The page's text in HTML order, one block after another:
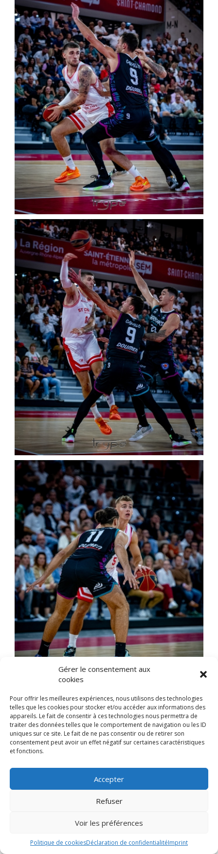
Gérer le consentement aux
cookies
Pour offrir les meilleures expériences, nous utilisons des technologies
telles que les cookies pour stocker et/ou accéder aux informations des
appareils. Le fait de consentir à ces technologies nous permettra de
traiter des données telles que le comportement de navigation ou les ID
uniques sur ce site. Le fait de ne pas consentir ou de retirer son
consentement peut avoir un effet négatif sur certaines caractéristiques
et fonctions.
Accepter
Refuser
Voir les préférences
Politique de cookiesDéclaration de confidentialitéImprint